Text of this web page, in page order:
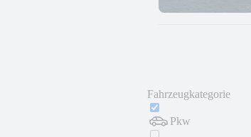
Fahrzeugkategorie
Pkw